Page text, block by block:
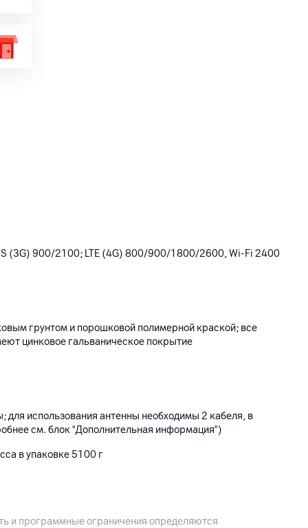
(3G) 900/2100; LTE (4G) 800/900/1800/2600, Wi-Fi 2400
грунтом и порошковой полимерной краской; все
цинковое гальваническое покрытие
использования антенны необходимы 2 кабеля, в
см. блок "Дополнительная информация")
в упаковке 5100 г
и программные ограничения определяются